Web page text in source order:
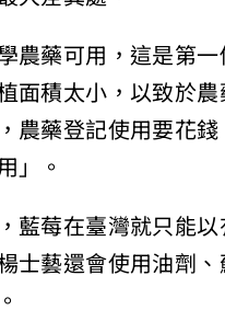
藥可用，這是第
積太小，以致於
藥登記使用要花
。
莓在臺灣就只能
藝還會使用油劑